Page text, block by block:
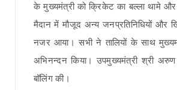
के मुख्यमंत्री को क्रिकेट का बल्ला थामे
मैदान में मौजूद अन्य जनप्रतिनिधियों और
नजर आया। सभी ने तालियों के साथ
अभिनन्दन किया। उपमुख्यमंत्री श्री
बॉलिंग की।